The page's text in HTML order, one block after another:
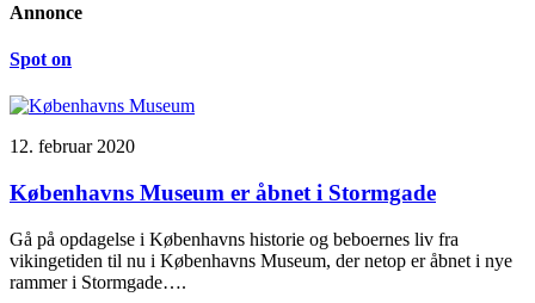
Annonce
Spot on
12. februar 2020
Københavns Museum er åbnet i Stormgade
Gå på opdagelse i Københavns historie og beboernes liv fra
vikingetiden til nu i Københavns Museum, der netop er åbnet i nye
rammer i Stormgade….